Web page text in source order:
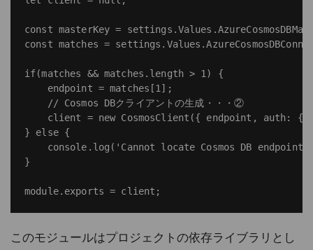
const masterKey =
const matches =
if(matches && matches.length > 1) {
    endpoint = matches[1];
    // Cosmos DBクライアントの生成・・・②
client = new CosmosClient({ endpoint, auth: {
} else {
console.log('Cannot locate Cosmos DB endpoint
}
このモジュールはプロジェクトの依存ライブラリとし